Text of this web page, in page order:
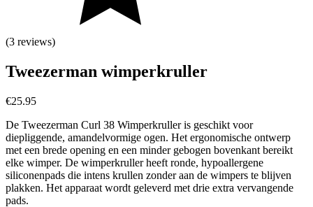
(3 reviews)
Tweezerman wimperkruller
€25.95
De Tweezerman Curl 38 Wimperkruller is geschikt voor
diepliggende, amandelvormige ogen. Het ergonomische ontwerp
met een brede opening en een minder gebogen bovenkant bereikt
elke wimper. De wimperkruller heeft ronde, hypoallergene
siliconenpads die intens krullen zonder aan de wimpers te blijven
plakken. Het apparaat wordt geleverd met drie extra vervangende
pads.